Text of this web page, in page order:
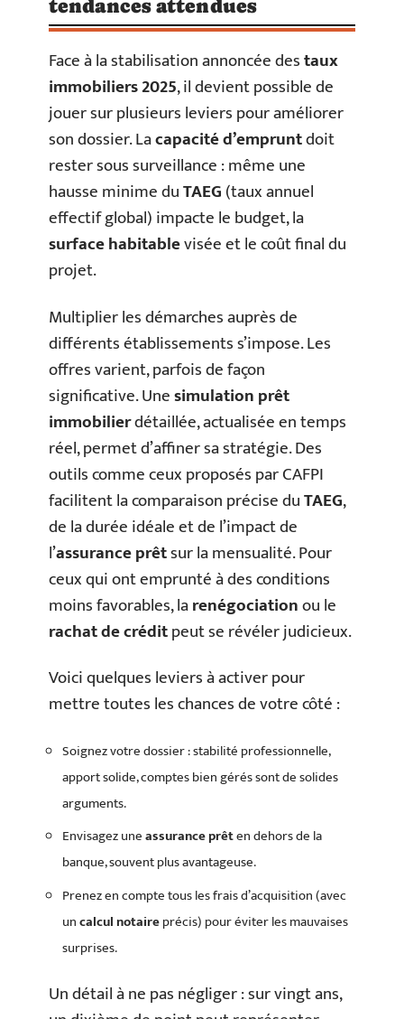
tendances attendues
Face à la stabilisation annoncée destaux
immobiliers 2025, il devient possible de
jouer sur plusieurs leviers pour améliorer
son dossier. Lacapacité d’empruntdoit
rester sous surveillance : même une
hausse minime duTAEG(taux annuel
effectif global) impacte le budget, la
surface habitablevisée et le coût final du
projet.
Multiplier les démarches auprès de
différents établissements s’impose. Les
offres varient, parfois de façon
significative. Unesimulation prêt
immobilierdétaillée, actualisée en temps
réel, permet d’affiner sa stratégie. Des
outils comme ceux proposés par CAFPI
facilitent la comparaison précise duTAEG,
de la durée idéale et de l’impact de
l’assurance prêtsur la mensualité. Pour
ceux qui ont emprunté à des conditions
moins favorables, larenégociationou le
rachat de créditpeut se révéler judicieux.
Voici quelques leviers à activer pour
mettre toutes les chances de votre côté :
Soignez votre dossier : stabilité professionnelle,
apport solide, comptes bien gérés sont de solides
arguments.
Envisagez uneassurance prêten dehors de la
banque, souvent plus avantageuse.
Prenez en compte tous les frais d’acquisition (avec
uncalcul notaireprécis) pour éviter les mauvaises
surprises.
Un détail à ne pas négliger : sur vingt ans,